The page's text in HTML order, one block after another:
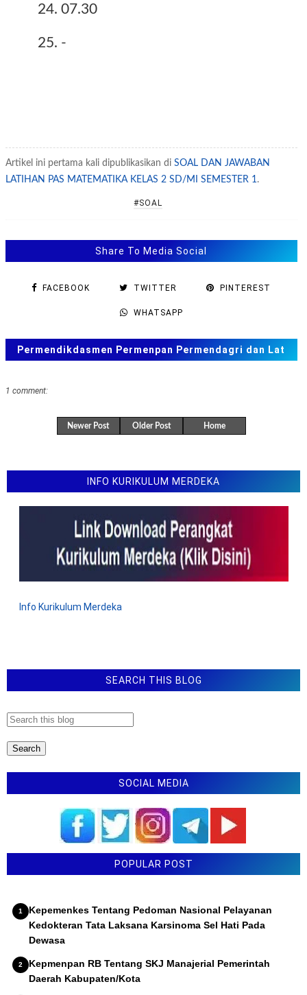
24. 07.30
25. -
Artikel ini pertama kali dipublikasikan di SOAL DAN JAWABAN
LATIHAN PAS MATEMATIKA KELAS 2 SD/MI SEMESTER 1.
#SOAL
Share To Media Social
FACEBOOK TWITTER PINTEREST
WHATSAPP
Permendikdasmen Permenpan Permendagri dan Lat
1 comment:
Newer Post Older Post Home
INFO KURIKULUM MERDEKA
Info Kurikulum Merdeka
SEARCH THIS BLOG
SOCIAL MEDIA
POPULAR POST
Kepemenkes Tentang Pedoman Nasional Pelayanan
Kedokteran Tata Laksana Karsinoma Sel Hati Pada
Dewasa
Kepmenpan RB Tentang SKJ Manajerial Pemerintah
Daerah Kabupaten/Kota